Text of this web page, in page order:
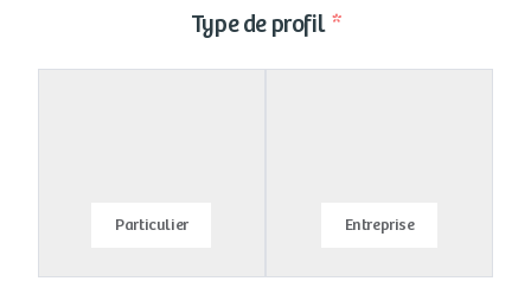
Type de profil
Particulier Entreprise